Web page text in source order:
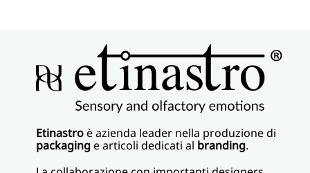
Etinastroè azienda leader nella produzione di
packaginge articoli dedicati al branding.